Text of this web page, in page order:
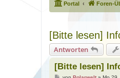
Portal Foren-
[Bitte lesen]
Antworten
[Bitte lesen]
B